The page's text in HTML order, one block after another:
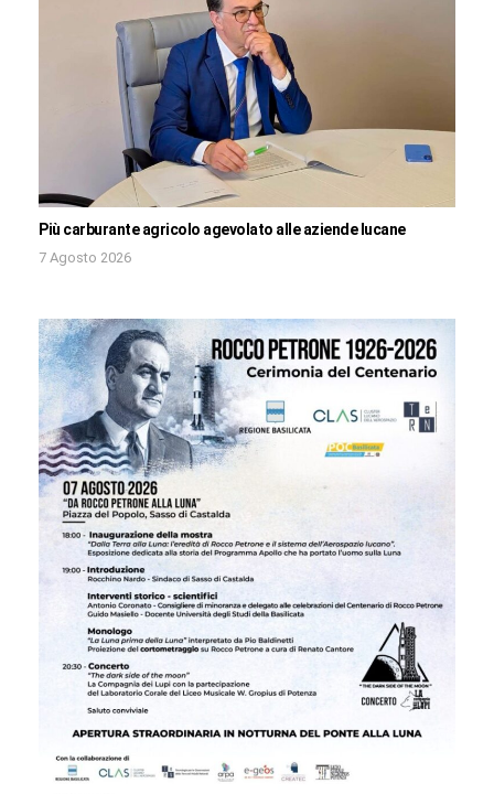
Più carburante agricolo agevolato alle aziende lucane
7 Agosto 2026